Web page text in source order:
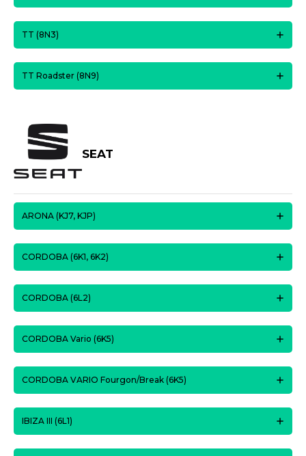
TT (8N3)
TT Roadster (8N9)
SEAT
ARONA (KJ7, KJP)
CORDOBA (6K1, 6K2)
CORDOBA (6L2)
CORDOBA Vario (6K5)
CORDOBA VARIO Fourgon/Break (6K5)
IBIZA III (6L1)